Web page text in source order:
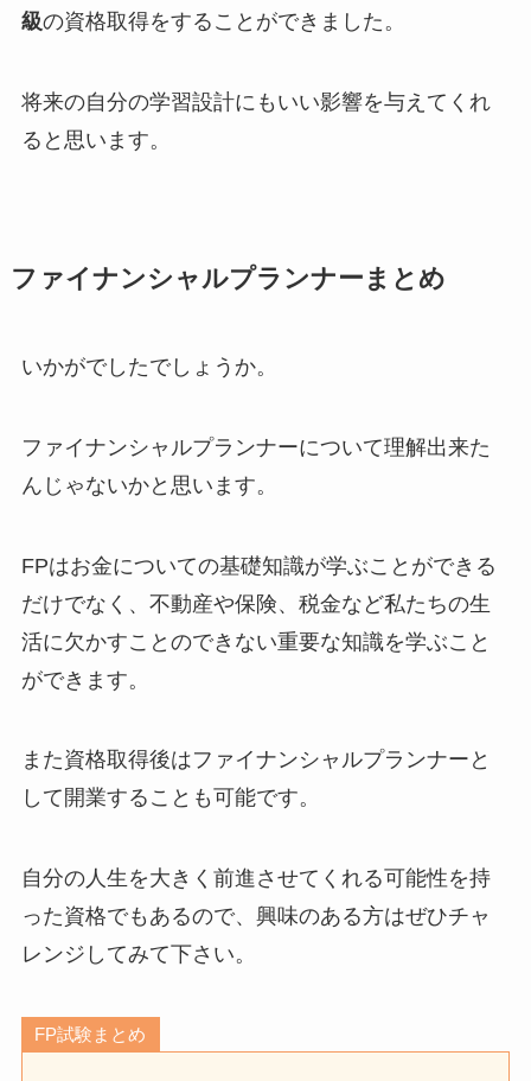
級の資格取得をすることができました。
将来の自分の学習設計にもいい影響を与えてくれ
ると思います。
ファイナンシャルプランナーまとめ
いかがでしたでしょうか。
ファイナンシャルプランナーについて理解出来た
んじゃないかと思います。
FPはお金についての基礎知識が学ぶことができる
だけでなく、不動産や保険、税金など私たちの生
活に欠かすことのできない重要な知識を学ぶこと
ができます。
また資格取得後はファイナンシャルプランナーと
して開業することも可能です。
自分の人生を大きく前進させてくれる可能性を持
った資格でもあるので、興味のある方はぜひチャ
レンジしてみて下さい。
FP試験まとめ